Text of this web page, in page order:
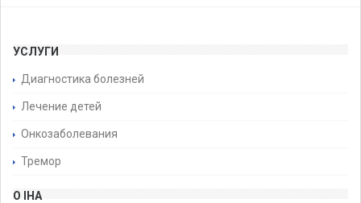
УСЛУГИ
Диагностика болезней
Лечение детей
Онкозаболевания
Тремор
О IHA